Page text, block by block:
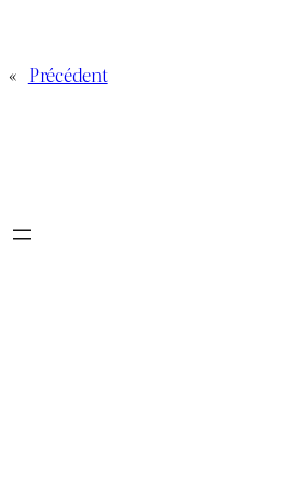
« Précédent